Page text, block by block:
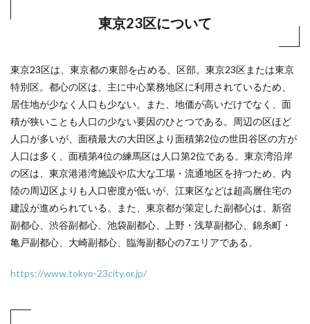
東京23区について
東京23区は、東京都の東部を占める、区部。東京23区または東京
特別区。都心の区は、主に中心業務地区に利用されているため、
居住地が少なく人口も少ない。また、地価が高いだけでなく、面
積が狭いことも人口の少ない要因のひとつである。周辺の区ほど
人口が多いが、面積最大の大田区より面積第2位の世田谷区の方が
人口は多く、面積第4位の練馬区は人口第2位である。東京湾沿岸
の区は、東京港港湾施設や広大な工場・流通地区を持つため、内
陸の周辺区よりも人口密度が低いが、江東区などは超高層住宅の
建設が進められている。また、東京都が策定した副都心は、新宿
副都心、渋谷副都心、池袋副都心、上野・浅草副都心、錦糸町・
亀戸副都心、大崎副都心、臨海副都心の7エリアである。
https://www.tokyo-23city.or.jp/